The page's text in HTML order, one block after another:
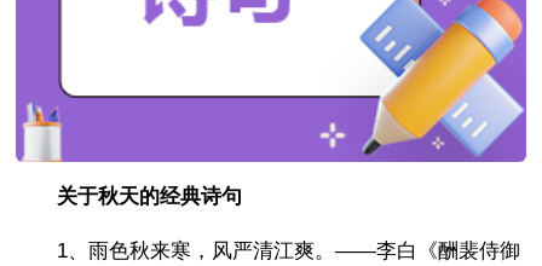
关于秋天的经典诗句
1、雨色秋来寒，风严清江爽。——李白《酬裴侍御